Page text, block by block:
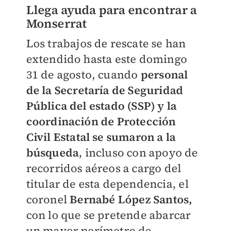
Llega ayuda para encontrar a
Monserrat
Los trabajos de rescate se han
extendido hasta este domingo
31 de agosto, cuando personal
de la Secretaría de Seguridad
Pública del estado (SSP) y la
coordinación de Protección
Civil Estatal se sumaron a la
búsqueda, incluso con apoyo de
recorridos aéreos a cargo del
titular de esta dependencia, el
coronelBernabé López Santos,
con lo que se pretende abarcar